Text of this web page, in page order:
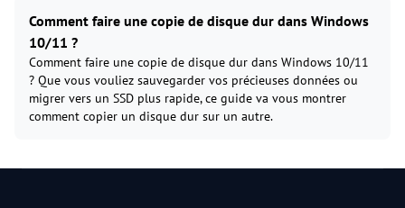
Comment faire une copie de disque dur dans Windows
10/11 ?
Comment faire une copie de disque dur dans Windows 10/11
? Que vous vouliez sauvegarder vos précieuses données ou
migrer vers un SSD plus rapide, ce guide va vous montrer
comment copier un disque dur sur un autre.